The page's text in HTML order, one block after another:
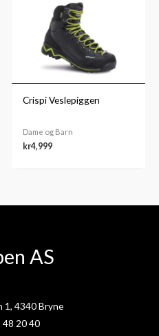
Crispi Veslepiggen
Dame og Barn
kr4,999
AS
1, 4340 Bryne
48 20 40